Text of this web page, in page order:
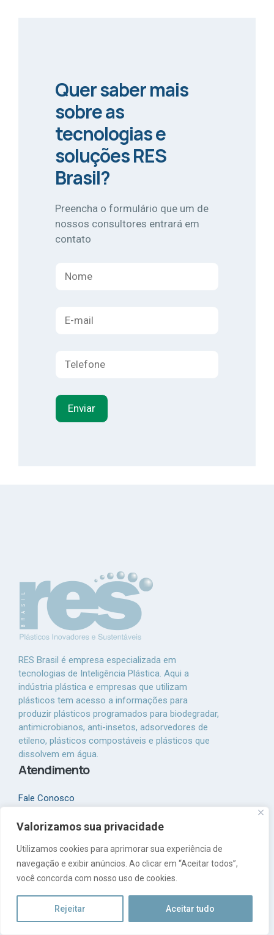
Valorizamos sua privacidade
Utilizamos cookies para aprimorar sua experiência de
navegação e exibir anúncios. Ao clicar em “Aceitar todos”,
você concorda com nosso uso de cookies.
Rejeitar Aceitar tudo
Quer saber mais
sobre as
tecnologias e
soluções RES
Brasil?
Preencha o formulário que um de
nossos consultores entrará em
contato
RES Brasil é empresa especializada em
tecnologias de Inteligência Plástica. Aqui a
indústria plástica e empresas que utilizam
plásticos tem acesso a informações para
produzir plásticos programados para biodegradar,
antimicrobianos, anti-insetos, adsorvedores de
etileno, plásticos compostáveis e plásticos que
dissolvem em água.
Atendimento
Fale Conosco
+55 (19) 99477 - 6886
Facebook Instagram
Telefone e Whatsapp